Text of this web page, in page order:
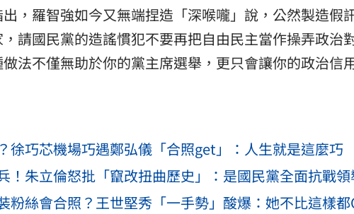
，羅智強如今又無端捏造「深喉嚨」說，公然製造假
請國民黨的造謠慣犯不要再把自由民主當作操弄政治
法不僅無助於你的黨主席選舉，更只會讓你的政治信
徐巧芯機場巧遇鄭弘儀「合照get」：人生就是這麼巧
！朱立倫怒批「竄改扭曲歷史」：是國民黨全面抗戰
粉絲會合照？王世堅秀「一手勢」酸爆：她不比這樣都